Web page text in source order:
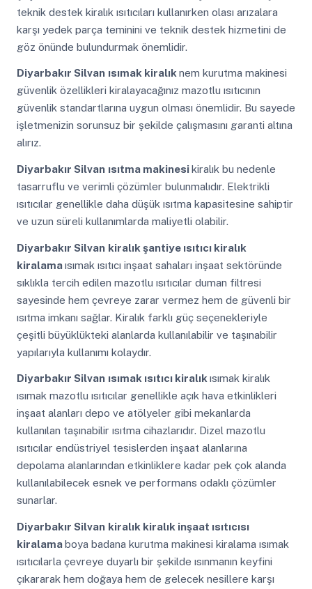
teknik destek kiralık ısıtıcıları kullanırken olası arızalara
karşı yedek parça teminini ve teknik destek hizmetini de
göz önünde bulundurmak önemlidir.
Diyarbakır Silvan ısımak kiralık nem kurutma makinesi
güvenlik özellikleri kiralayacağınız mazotlu ısıtıcının
güvenlik standartlarına uygun olması önemlidir. Bu sayede
işletmenizin sorunsuz bir şekilde çalışmasını garanti altına
alırız.
Diyarbakır Silvan ısıtma makinesikiralık bu nedenle
tasarruflu ve verimli çözümler bulunmalıdır. Elektrikli
ısıtıcılar genellikle daha düşük ısıtma kapasitesine sahiptir
ve uzun süreli kullanımlarda maliyetli olabilir.
Diyarbakır Silvan kiralık şantiye ısıtıcı kiralık
kiralamaısımak ısıtıcı inşaat sahaları inşaat sektöründe
sıklıkla tercih edilen mazotlu ısıtıcılar duman filtresi
sayesinde hem çevreye zarar vermez hem de güvenli bir
ısıtma imkanı sağlar. Kiralık farklı güç seçenekleriyle
çeşitli büyüklükteki alanlarda kullanılabilir ve taşınabilir
yapılarıyla kullanımı kolaydır.
Diyarbakır Silvan ısımak ısıtıcı kiralık ısımak kiralık
ısımak mazotlu ısıtıcılar genellikle açık hava etkinlikleri
inşaat alanları depo ve atölyeler gibi mekanlarda
kullanılan taşınabilir ısıtma cihazlarıdır. Dizel mazotlu
ısıtıcılar endüstriyel tesislerden inşaat alanlarına
depolama alanlarından etkinliklere kadar pek çok alanda
kullanılabilecek esnek ve performans odaklı çözümler
sunarlar.
Diyarbakır Silvan kiralık kiralık inşaat ısıtıcısı
kiralamaboya badana kurutma makinesi kiralama ısımak
ısıtıcılarla çevreye duyarlı bir şekilde ısınmanın keyfini
çıkararak hem doğaya hem de gelecek nesillere karşı